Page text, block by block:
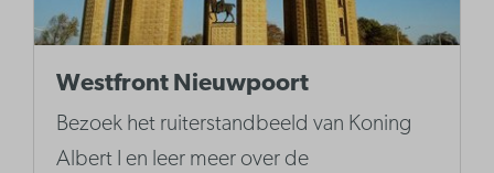
Westfront Nieuwpoort
Bezoek het ruiterstandbeeld van Koning
Albert I en leer meer over de